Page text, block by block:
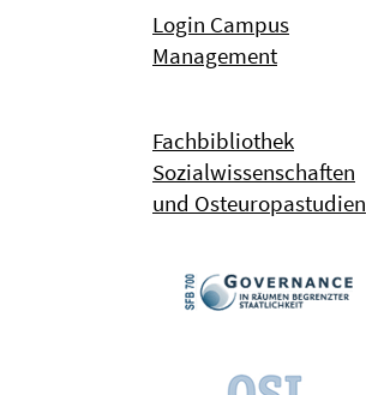
Login Campus
Management
Fachbibliothek
Sozialwissenschaften
und Osteuropastudien